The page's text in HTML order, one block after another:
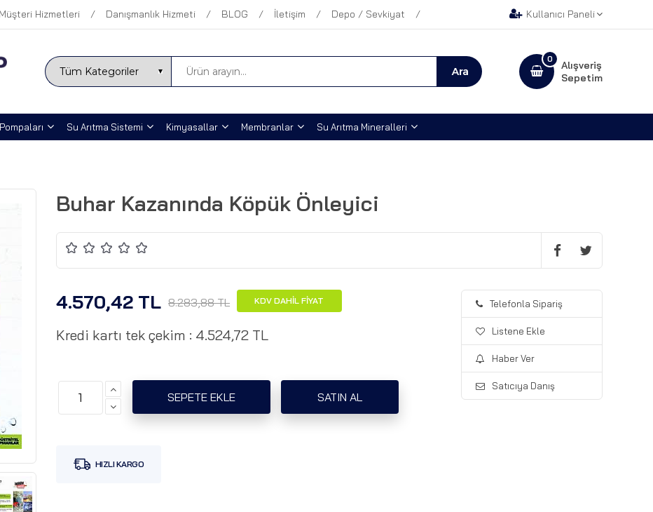
Müşteri Hizmetleri Danışmanlık Hizmeti BLOG İletişim Depo / Sevkiyat Kullanıcı Paneli
Alışveriş
Sepetim
0
Su Arıtma Sistemi Kimyasallar Membranlar Su Arıtma Mineralleri
Buhar Kazanında Köpük Önleyici
4.570,42 TL 8.283,88 TL KDV DAHİL FİYAT
Kredi kartı tek çekim : 4.524,72 TL
Telefonla Sipariş
Listene Ekle
Haber Ver
Satıcıya Danış